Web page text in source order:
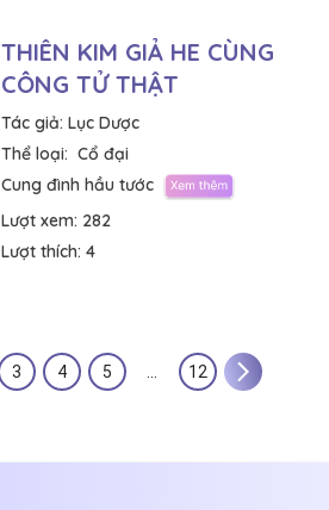
THIÊN KIM GIẢ HE CÙNG
CÔNG TỬ THẬT
Tác giả: Lục Dược
Thể loại: Cổ đại
Cung đình hầu tước
Lượt xem: 282
Lượt thích: 4
3 4 5 12